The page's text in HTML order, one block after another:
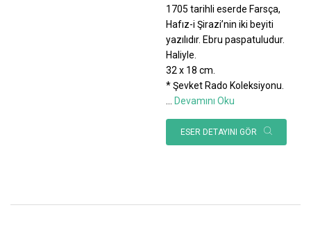
1705 tarihli eserde Farsça,
Hafız-i Şirazi’nin iki beyiti
yazılıdır. Ebru paspatuludur.
Haliyle.
32 x 18 cm.
* Şevket Rado Koleksiyonu.
Devamını Oku
ESER DETAYINI GÖR